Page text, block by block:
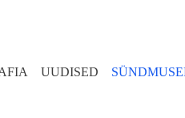
UUDISED